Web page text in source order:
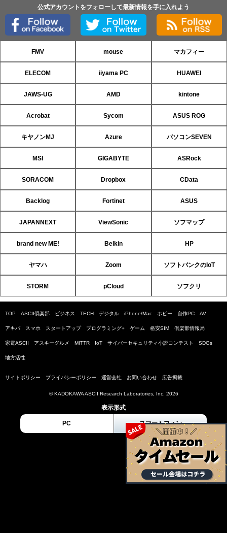
公式アカウントをフォローして最新情報を手に入れよう
FMV mouse マカフィー
ELECOM iiyama PC HUAWEI
JAWS-UG AMD kintone
Acrobat Sycom ASUS ROG
キヤノンMJ Azure パソコンSEVEN
MSI GIGABYTE ASRock
SORACOM Dropbox CData
Backlog Fortinet ASUS
JAPANNEXT ViewSonic ソフマップ
brand new ME! Belkin HP
ヤマハ Zoom ソフトバンクのIoT
STORM pCloud ソフクリ
TOP ASCII倶楽部 ビジネス TECH デジタル iPhone/Mac ホビー 自作PC AV
アキバ スマホ スタートアップ プログラミング+ ゲーム 格安SIM 倶楽部情報局
家電ASCII アスキーグルメ MITTR IoT サイバーセキュリティ小説コンテスト SDGs
地方活性
サイトポリシー プライバシーポリシー 運営会社 お問い合わせ 広告掲載
© KADOKAWA ASCII Research Laboratories, Inc. 2026
表示形式
PC スマートフォン